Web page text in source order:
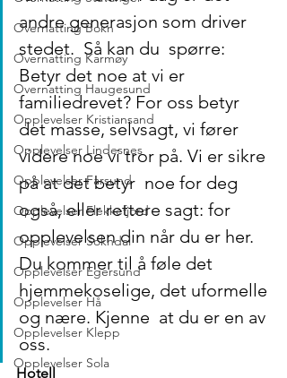
Overnatting Bokn
Overnatting Karmøy
Overnatting Haugesund
Opplevelser Kristiansand
Opplevelser Lindesnes
Opplevelser Farsund
Opplevelser Flekkefjord
Opplevelser Sokndal
Opplevelser Egersund
Opplevelser Hå
Opplevelser Klepp
Opplevelser Sola
andre generasjon som driver
stedet.  Så kan du  spørre:
Betyr det noe at vi er
familiedrevet? For oss betyr
det masse, selvsagt, vi fører
videre noe vi tror på. Vi er sikre
på at det betyr  noe for deg
også, eller rettere sagt: for
opplevelsen din når du er her.
Du kommer til å føle det
hjemmekoselige, det uformelle
og nære. Kjenne  at du er en av
oss.
Hotell